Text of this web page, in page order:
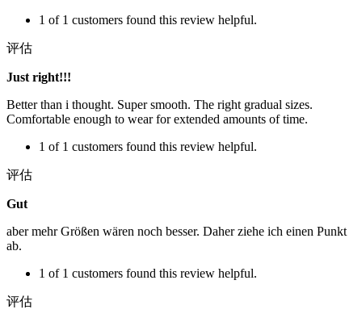
1 of 1 customers found this review helpful.
评估
Just right!!!
Better than i thought. Super smooth. The right gradual sizes.
Comfortable enough to wear for extended amounts of time.
1 of 1 customers found this review helpful.
评估
Gut
aber mehr Größen wären noch besser. Daher ziehe ich einen Punkt
ab.
1 of 1 customers found this review helpful.
评估